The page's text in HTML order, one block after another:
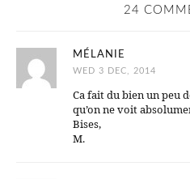
24
MÉLANIE
WED 3 DEC, 2014
Ca fait du bien un peu
qu’on ne voit
Bises,
M.